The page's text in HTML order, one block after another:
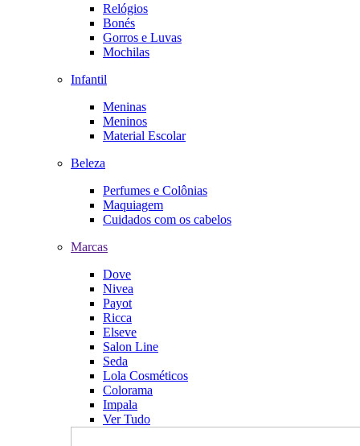
Relógios
Bonés
Gorros e Luvas
Mochilas
Infantil
Meninas
Meninos
Material Escolar
Beleza
Perfumes e Colônias
Maquiagem
Cuidados com os cabelos
Marcas
Dove
Nivea
Payot
Ricca
Elseve
Salon Line
Seda
Lola Cosméticos
Colorama
Impala
Ver Tudo